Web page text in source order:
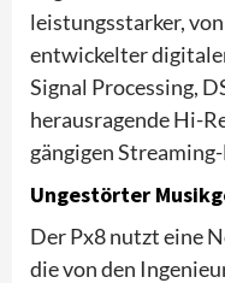
leistungsstarker,
entwickelter
Signal Processing,
herausragende Hi-
gängigen
Ungestörter
Der Px8 nutzt eine
die von den